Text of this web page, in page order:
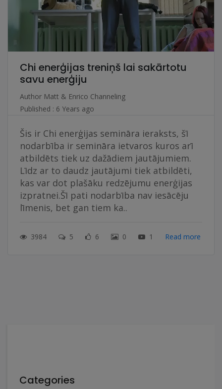
Chi enerģijas treniņš lai sakārtotu
savu enerģiju
Author Matt & Enrico Channeling
Published : 6 Years ago
Šis ir Chi enerģijas semināra ieraksts, šī
nodarbība ir semināra ietvaros kuros arī
atbildēts tiek uz dažādiem jautājumiem.
Līdz ar to daudz jautājumi tiek atbildēti,
kas var dot plašāku redzējumu enerģijas
izpratnei.Šī pati nodarbība nav iesācēju
līmenis, bet gan tiem ka..
3984 5 6 0 1 Read more
Categories